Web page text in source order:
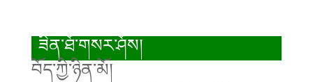
ཟིན་ཐོ་གསར་ཤོས།
བོད་ཀྱི་ཉིན་མོ།